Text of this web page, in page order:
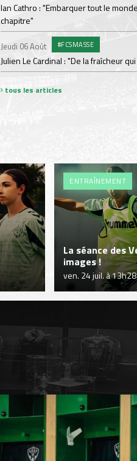
Ian Cathro : "Embarquer tout le
chapitre"
Jeudi 06 Août #FCSMASSE
Julien Le Cardinal : "De la fraîcheur
tous les articles
ENTRAÎNEMENT
La séance des
images !
ven. 24 juil. à 13h28